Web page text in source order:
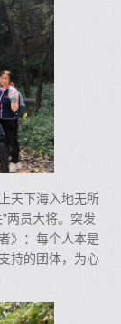
天下海入地无所
两员大将。突发
》：每个人本是
持的团体，为心